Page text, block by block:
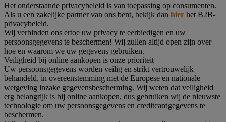
Het onderstaande privacybeleid is van toepassing op consumenten.
Als u een zakelijke partner van ons bent, bekijk dan hier het B2B-
privacybeleid.
Wij verbinden ons ertoe uw privacy te eerbiedigen en uw
persoonsgegevens te beschermen! Wij zullen altijd open zijn over
hoe en waarom we uw gegevens gebruiken.
Veiligheid bij online aankopen is onze prioriteit
Uw persoonsgegevens worden veilig en strikt vertrouwelijk
behandeld, in overeenstemming met de Europese en nationale
wetgeving inzake gegevensbescherming. Wij weten dat veiligheid
erg belangrijk is bij online aankopen, dus gebruiken wij de nieuwste
technologie om uw persoonsgegevens en creditcardgegevens te
beschermen.